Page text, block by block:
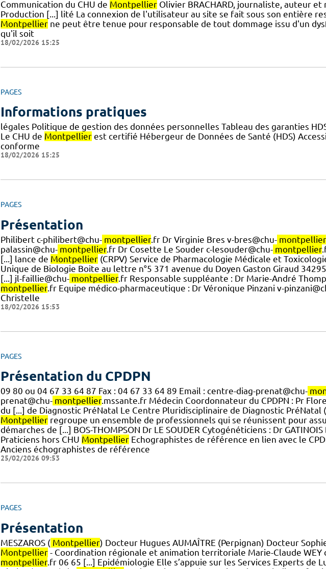
Communication du CHU de MontpellierOlivier BRACHARD, journaliste, auteur et
Production [...] lité La connexion de l'utilisateur au site se fait sous son entière
Montpellierne peut être tenue pour responsable de tout dommage issu d'un
qu'il soit
18/02/2026 15:25
PAGES
Informations pratiques
légales Politique de gestion des données personnelles Tableau des garanties
Le CHU de Montpellierest certifié Hébergeur de Données de Santé (HDS)
conforme
18/02/2026 15:25
PAGES
Présentation
Philibert c-philibert@chu- montpellier.fr Dr Virginie Bres v-bres@chu- montpellier
palassin@chu- montpellier.fr Dr Cosette Le Souder c-lesouder@chu- montpellier
[...] lance de Montpellier(CRPV) Service de Pharmacologie Médicale et
Unique de Biologie Boite au lettre n°5 371 avenue du Doyen Gaston Giraud 34295
[...] jl-faillie@chu- montpellier.fr Responsable suppléante : Dr Marie-André
montpellier.fr Equipe médico-pharmaceutique : Dr Véronique Pinzani v-
Christelle
18/02/2026 15:53
PAGES
Présentation du CPDPN
09 80 ou 04 67 33 64 87 Fax : 04 67 33 64 89 Email : centre-diag-prenat@chu-
prenat@chu- montpellier.mssante.fr Médecin Coordonnateur du CPDPN : Pr
du [...] de Diagnostic PréNatal Le Centre Pluridisciplinaire de Diagnostic PréNatal
Montpellierregroupe un ensemble de professionnels qui se réunissent pour
démarches de [...] BOS-THOMPSON Dr LE SOUDER Cytogénéticiens : Dr GATINOIS
Praticiens hors CHU MontpellierEchographistes de référence en lien avec le
Anciens échographistes de référence
25/02/2026 09:53
PAGES
Présentation
MESZAROS ( Montpellier) Docteur Hugues AUMAÎTRE (Perpignan) Docteur
Montpellier- Coordination régionale et animation territoriale Marie-Claude WEY
montpellier.fr 06 65 [...] Epidémiologie Elle s’appuie sur les Services Experts de